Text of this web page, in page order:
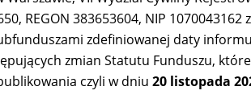
REGON 383653604, NIP 1070043162 z
zdefiniowanej daty
zmian Statutu Funduszu,
czyli w dniu 20 listopada